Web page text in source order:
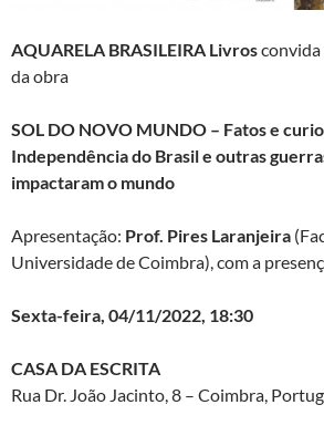
AQUARELA BRASILEIRA Livrosconvida
da obra
SOL DO NOVO MUNDO – Fatos e
Independência do Brasil e outras
impactaram o mundo
Apresentação: Prof. Pires Laranjeira
Universidade de Coimbra), com a
Sexta-feira, 04/11/2022, 18:30
CASA DA ESCRITA
Rua Dr. João Jacinto, 8 – Coimbra,